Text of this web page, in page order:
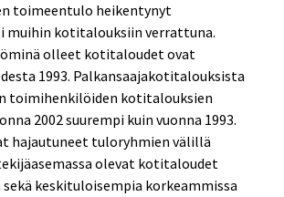
toimeentulo heikentynyt
muihin kotitalouksiin verrattuna.
olleet kotitaloudet ovat
1993. Palkansaajakotitalouksista
toimihenkilöiden kotitalouksien
2002 suurempi kuin vuonna 1993.
hajautuneet tuloryhmien välillä
olevat kotitaloudet
keskituloisempia korkeammissa